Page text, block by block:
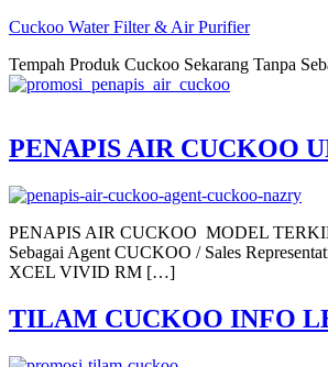
Cuckoo Water Filter & Air Purifier
Tempah Produk Cuckoo Sekarang Tanpa
PENAPIS AIR CUCKOO
PENAPIS AIR CUCKOO MODEL
Sebagai Agent CUCKOO / Sales
XCEL VIVID RM […]
TILAM CUCKOO INFO